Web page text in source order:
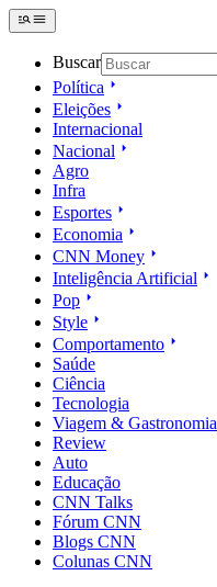
Buscar
Política
Eleições
Internacional
Nacional
Agro
Infra
Esportes
Economia
CNN Money
Inteligência Artificial
Pop
Style
Comportamento
Saúde
Ciência
Tecnologia
Viagem & Gastronomia
Review
Auto
Educação
CNN Talks
Fórum CNN
Blogs CNN
Colunas CNN